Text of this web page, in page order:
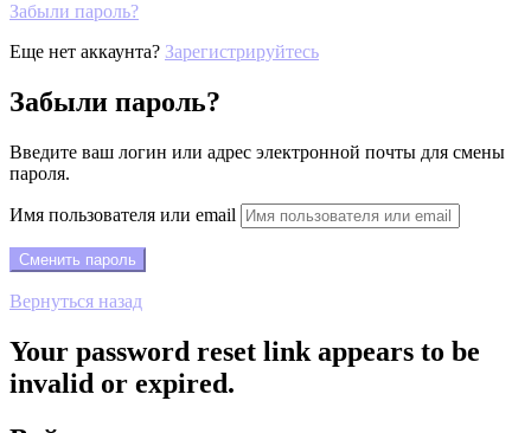
Забыли пароль?
Еще нет аккаунта? Зарегистрируйтесь
Забыли пароль?
Введите ваш логин или адрес электронной почты для смены
пароля.
Имя пользователя или email
Вернуться назад
Your password reset link appears to be
invalid or expired.